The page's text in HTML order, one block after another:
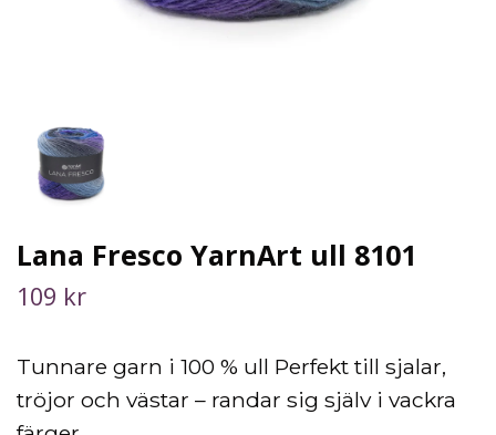
Lana Fresco YarnArt ull 8101
109 kr
Tunnare garn i 100 % ull Perfekt till sjalar,
tröjor och västar – randar sig själv i vackra